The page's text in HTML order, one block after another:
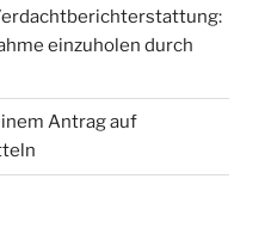
einzuholen durch
Antrag auf